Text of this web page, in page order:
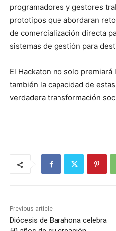
programadores y gestores
prototipos que abordaran
de comercialización directa
sistemas de gestión para
El Hackaton no solo
también la capacidad de
verdadera transformación
Previous article
Diócesis de Barahona celebra